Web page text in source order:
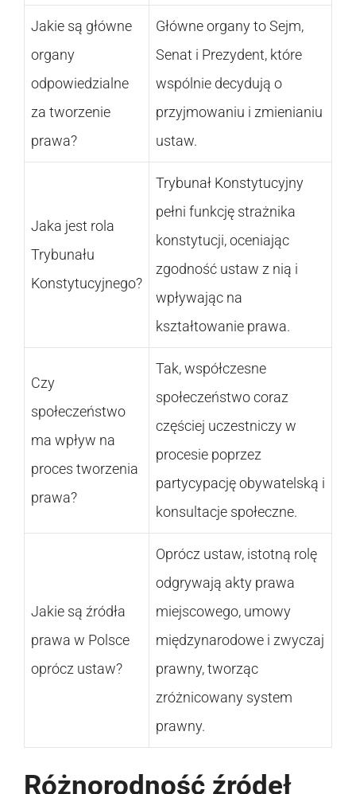
Jakie są główne
organy
odpowiedzialne
za tworzenie
prawa?
Główne organy to Sejm,
Senat i Prezydent, które
wspólnie decydują o
przyjmowaniu i zmienianiu
ustaw.
Jaka jest rola
Trybunału
Konstytucyjnego?
Trybunał Konstytucyjny
pełni funkcję strażnika
konstytucji, oceniając
zgodność ustaw z nią i
wpływając na
kształtowanie prawa.
Czy
społeczeństwo
ma wpływ na
proces tworzenia
prawa?
Tak, współczesne
społeczeństwo coraz
częściej uczestniczy w
procesie poprzez
partycypację obywatelską i
konsultacje społeczne.
Jakie są źródła
prawa w Polsce
oprócz ustaw?
Oprócz ustaw, istotną rolę
odgrywają akty prawa
miejscowego, umowy
międzynarodowe i zwyczaj
prawny, tworząc
zróżnicowany system
prawny.
Różnorodność źródeł